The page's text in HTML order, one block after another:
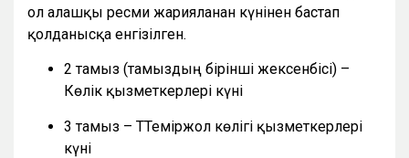
ол алғашқы ресми жарияланған күнінен бастап
қолданысқа енгізілген.
2 тамыз (тамыздың бірінші жексенбісі) –
Көлік қызметкерлері күні
3 тамыз – ТТеміржол көлігі қызметкерлері
күні